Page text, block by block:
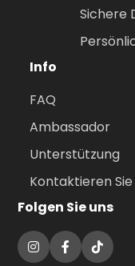
Sichere
Info
FAQ
Ambassador
Unterstützung
Kontaktieren Sie
Folgen Sie uns